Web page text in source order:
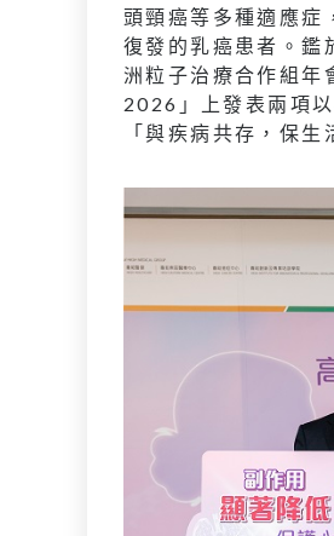
頭頸癌等多種適應症
復發的乳癌患者。鑑
洲粒子治療合作組
2026」上發表兩項
「與疾病共存，保